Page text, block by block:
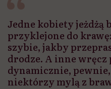
Jedne kobiety jeżdżą
przyklejone do
szybie, jakby
drodze. A inne wręcz
dynamicznie,
niektórzy mylą z